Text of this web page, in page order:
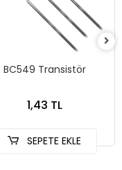
BC549 Transistör
1,43 TL
SEPETE EKLE